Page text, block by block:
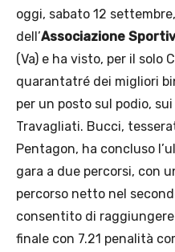
oggi, sabato 12
dell’Associazione
(Va) e ha visto, per il solo
quarantatré dei migliori
per un posto sul podio,
Travagliati. Bucci,
Pentagon, ha concluso
gara a due percorsi, con
percorso netto nel
consentito di
finale con 7.21 penalità